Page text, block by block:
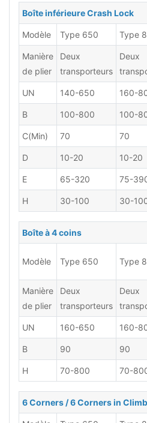
Boîte inférieure Crash Lock
Modèle Type 650 Type
Manière
de plier
Deux
transporteurs
Deux
UN 140-650 160-
B 100-800 100-
C(Min) 70 70
D 10-20 10-20
E 65-320 75-
H 30-100 30-
Boîte à 4 coins
Modèle Type 650 Type
Manière
de plier
Deux
transporteurs
Deux
UN 160-650 160-
B 90 90
H 70-800 70-
6 Corners / 6 Corners in